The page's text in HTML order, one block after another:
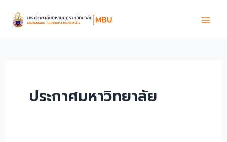
content
ประกาศมหาวิทยาลัย